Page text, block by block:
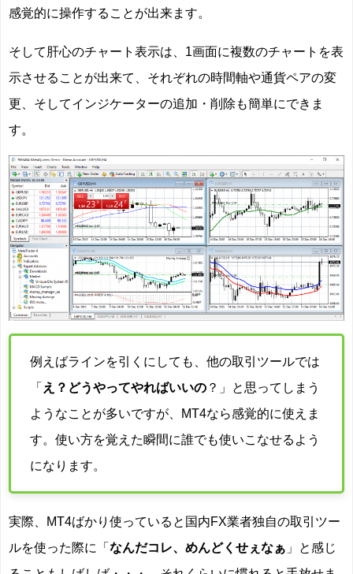
感覚的に操作することが出来ます。
そして肝心のチャート表示は、1画面に複数のチャートを表
示させることが出来て、それぞれの時間軸や通貨ペアの変
更、そしてインジケーターの追加・削除も簡単にできま
す。
例えばラインを引くにしても、他の取引ツールでは
「 え？どうやってやればいいの ？」と思ってしまう
ようなことが多いですが、MT4なら感覚的に使えま
す。使い方を覚えた瞬間に誰でも使いこなせるよう
になります。
実際、MT4ばかり使っていると国内FX業者独自の取引ツー
ルを使った際に「 なんだコレ、めんどくせぇなぁ 」と感じ